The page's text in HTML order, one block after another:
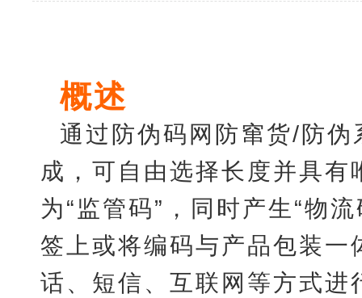
概述
通过防伪码网防窜货/防伪
成，可自由选择长度并具
为“监管码”，同时产生“物
签上或将编码与产品包装
话、短信、互联网等方式